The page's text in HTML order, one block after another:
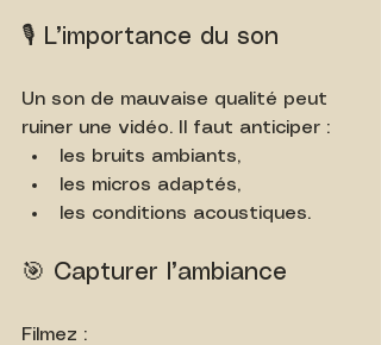
🎙️ L’importance du son
Un son de mauvaise qualité peut
ruiner une vidéo. Il faut anticiper :
les bruits ambiants,
les micros adaptés,
les conditions acoustiques.
🎯 Capturer l’ambiance
Filmez :